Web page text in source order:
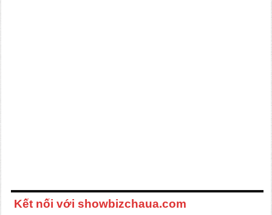
Kết nối với showbizchaua.com